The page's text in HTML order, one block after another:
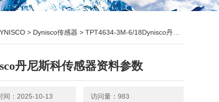
> Dynisco传感器 > TPT4634-3M-6/18Dynisco丹尼斯科传感器资料参数
丹尼斯科传感器资料参数
间：2025-10-13 访问量：983